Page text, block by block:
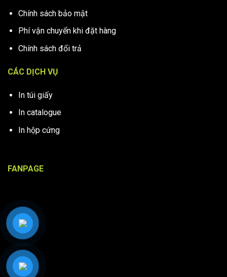
Chính sách bảo mật
Phí vận chuyển khi đặt hàng
Chính sách đổi trả
CÁC DỊCH VỤ
In túi giấy
In catalogue
In hộp cứng
FANPAGE